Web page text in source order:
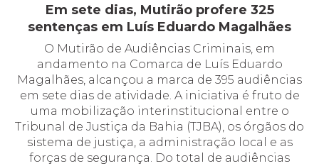
Em sete dias, Mutirão profere 325
sentenças em Luís Eduardo Magalhães
O Mutirão de Audiências Criminais, em
andamento na Comarca de Luís Eduardo
Magalhães, alcançou a marca de 395 audiências
em sete dias de atividade. A iniciativa é fruto de
uma mobilização interinstitucional entre o
Tribunal de Justiça da Bahia (TJBA), os órgãos do
sistema de justiça, a administração local e as
forças de segurança. Do total de audiências